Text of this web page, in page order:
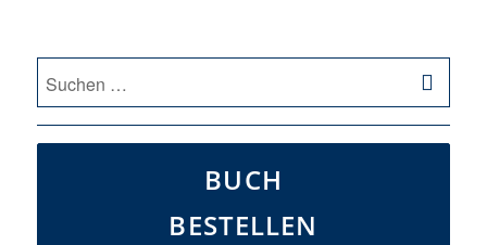
Suche
nach:
BUCH
BESTELLEN